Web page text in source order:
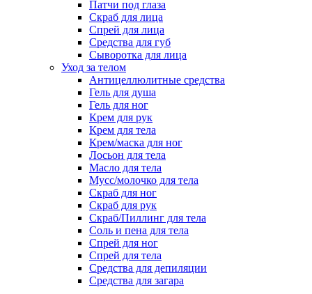
Патчи под глаза
Скраб для лица
Спрей для лица
Средства для губ
Сыворотка для лица
Уход за телом
Антицеллюлитные средства
Гель для душа
Гель для ног
Крем для рук
Крем для тела
Крем/маска для ног
Лосьон для тела
Масло для тела
Мусс/молочко для тела
Скраб для ног
Скраб для рук
Скраб/Пиллинг для тела
Соль и пена для тела
Спрей для ног
Спрей для тела
Средства для депиляции
Средства для загара